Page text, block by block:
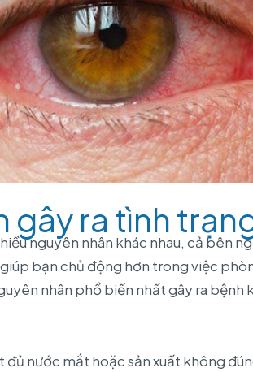
gây ra tình
nguyên nhân khác nhau, cả bên
bạn chủ động hơn trong việc
nhân phổ biến nhất gây ra bệnh
đủ nước mắt hoặc sản xuất không